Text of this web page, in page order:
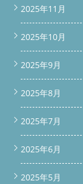
2025年11月
2025年10月
2025年9月
2025年8月
2025年7月
2025年6月
2025年5月